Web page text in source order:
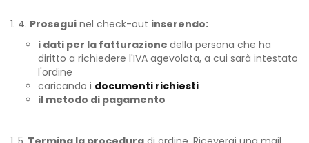
4. Prosegui nel check-out inserendo:
i dati per la fatturazione della persona che ha
diritto a richiedere l'IVA agevolata, a cui sarà intestato
l'ordine
caricando i documenti richiesti
il metodo di pagamento